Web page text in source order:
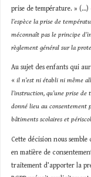
prise de température. » (…)
l’espèce la prise de
méconnaît pas le principe
règlement général sur la
Au sujet des enfants qui
« il n’est ni établi ni même
l’instruction, qu’une prise
donné lieu au consentement
bâtiments scolaires et
Cette décision nous semble
en matière de
traitement d’apporter la